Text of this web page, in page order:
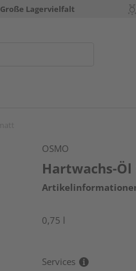
Große Lagervielfalt
OSMO
Hartwachs-
0,75 l
Services